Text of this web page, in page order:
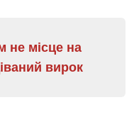
не місце на
вирок